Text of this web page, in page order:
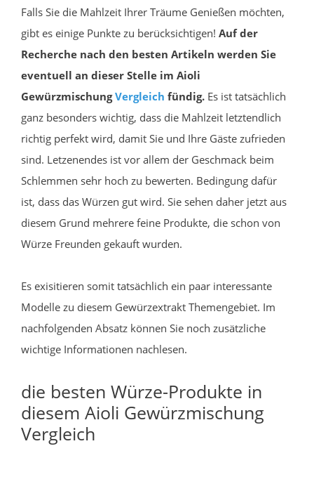
Falls Sie die Mahlzeit Ihrer Träume Genießen möchten,
gibt es einige Punkte zu berücksichtigen! Auf der
Recherche nach den besten Artikeln werden Sie
eventuell an dieser Stelle im Aioli
GewürzmischungVergleich fündig. Es ist tatsächlich
ganz besonders wichtig, dass die Mahlzeit letztendlich
richtig perfekt wird, damit Sie und Ihre Gäste zufrieden
sind. Letzenendes ist vor allem der Geschmack beim
Schlemmen sehr hoch zu bewerten. Bedingung dafür
ist, dass das Würzen gut wird. Sie sehen daher jetzt aus
diesem Grund mehrere feine Produkte, die schon von
Würze Freunden gekauft wurden.
Es exisitieren somit tatsächlich ein paar interessante
Modelle zu diesem Gewürzextrakt Themengebiet. Im
nachfolgenden Absatz können Sie noch zusätzliche
wichtige Informationen nachlesen.
die besten Würze-Produkte in
diesem Aioli Gewürzmischung
Vergleich